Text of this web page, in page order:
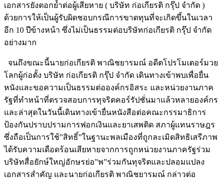
เอกสารยังตอกย้ำต่อผู้เสียหาย ( บริษัท ก่อเกียรติ กรุ๊ป จำกัด )
ด้วยการให้เป็นผู้รับผิดชอบกรณีการขาดทุนที่จะเกิดขึ้นในเวลา
อีก 10 ปีข้างหน้า ซึ่งไม่เป็นธรรมต่อบริษัทก่อเกียรติ กรุ๊ป จำกัด
อย่างมาก
จนถึงขณะนี้นายก่อเกียรติ พาณิชยารมณ์ อดีตโปรโมเตอร์มวย
โลกผู้ก่อตั้ง บริษัท ก่อเกียรติ กรุ๊ป จำกัด เดินทางเข้าพบเพื่อยื่น
หนังและขอความเป็นธรรมต่อองค์กรอิสระ และหน่วยงานภาค
รัฐที่ทำหน้าที่ตรวจสอบการทุจริตคอร์รัปชั่นมาแล้วหลายองค์กร
และล่าสุดในวันนี้เดินทางเข้ายื่นหนังสือต่อคณะกรรมาธิการ
ป้องกันปราบปรามการฟอกเงินและยาเสพติด สภาผู้แทนราษฎร
ซึ่งถือเป็นการใช้”สิทธิ์”ในฐานะพลเมืองที่ถูกละเมิดสิทธิเสรีภาพ
ได้รับความเดือดร้อนเสียหายจากการถูกหน่วยงานภาครัฐร่วม
บริษัทสื่อยักษ์ใหญ่อักษรย่อ”พ”ร่วมกันทุจริตและปลอมแปลง
เอกสารสำคัญ และนายก่อเกียรติ พาณิชยารมณ์ กล่าวต่อ